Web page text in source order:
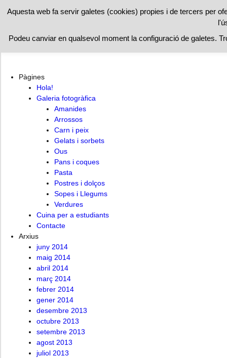
Hola! Cuina per a estudiants Contacte
Pàgines
Hola!
Galeria fotogràfica
Amanides
Arrossos
Carn i peix
Gelats i sorbets
Ous
Pans i coques
Pasta
Postres i dolços
Sopes i Llegums
Verdures
Cuina per a estudiants
Contacte
Arxius
juny 2014
maig 2014
abril 2014
març 2014
febrer 2014
gener 2014
desembre 2013
octubre 2013
setembre 2013
agost 2013
juliol 2013
Aquesta web fa servir galetes (cookies) propies i de tercers per
Podeu canviar en qualsevol moment la configuració de galetes.